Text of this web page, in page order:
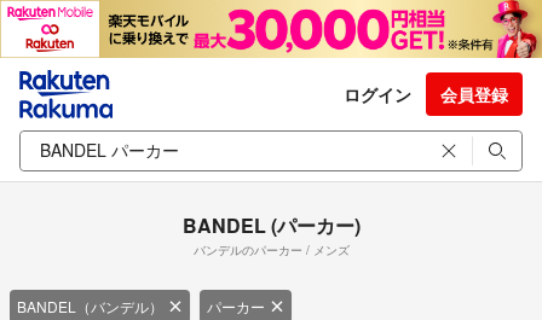
ログイン 会員登録
BANDEL (パーカー)
バンデルのパーカー / メンズ
BANDEL（バンデル） パーカー